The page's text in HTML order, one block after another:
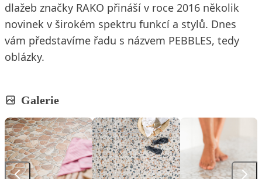
dlažeb značky RAKO přináší v roce 2016 několik
novinek v širokém spektru funkcí a stylů. Dnes
vám představíme řadu s názvem PEBBLES, tedy
oblázky.
Galerie